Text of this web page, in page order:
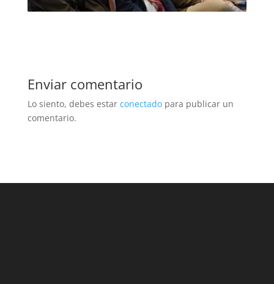
Enviar comentario
Lo siento, debes estar conectadopara publicar un
comentario.